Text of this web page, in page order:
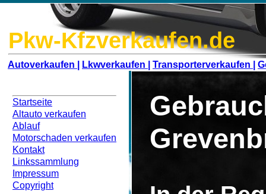
Pkw-Kfzverkaufen.de
Autoverkaufen | Lkwverkaufen | Transporterverkaufen |
Startseite
Altauto verkaufen
Ablauf
Motorschaden verkaufen
Kontakt
Linkssammlung
Impressum
Copyright